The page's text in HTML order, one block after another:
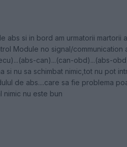
si in bord am urmatorii martorii
Module no signal/
can)...(can-obd)...(abs-
nu sa schimbat nimic,tot nu pot
de abs....care sa fie problema
nimic nu este bun